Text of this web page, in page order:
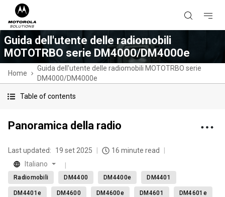
Guida dell'utente delle radiomobili
MOTOTRBO serie DM4000/DM4000e
Home
Guida dell'utente delle radiomobili MOTOTRBO serie
DM4000/DM4000e
Table of contents
Panoramica della radio
Last updated: 19 set 2025
16 minute read
Italiano
Radiomobili DM4400 DM4400e DM4401
DM4401e DM4600 DM4600e DM4601 DM4601e